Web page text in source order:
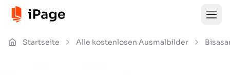
Startseite Alle kostenlosen Ausmalbilder